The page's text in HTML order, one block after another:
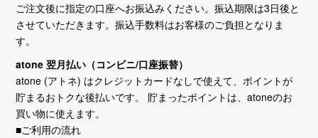
ご注文後に指定の口座へお振込みください。振込期限は3日後と
させていただきます。振込手数料はお客様のご負担となりま
す。
atone 翌月払い（コンビニ/口座振替）
atone (アトネ) はクレジットカードなしで使えて、ポイントが
貯まるおトクな後払いです。 貯まったポイントは、atoneのお
買い物に使えます。
■ご利用の流れ